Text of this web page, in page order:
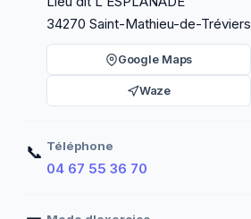
34270 Saint-Mathieu-de-Tréviers
Google Maps
Waze
📞 Téléphone
04 67 55 36 70